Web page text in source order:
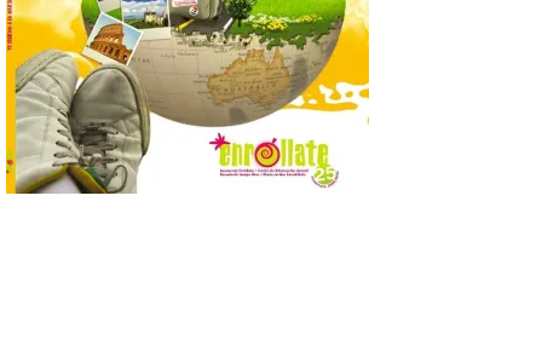
incorpora un amplio
calendario de actividades
de animación dirigidas a
todos los públicos. La
Bañeza inauguró en la tarde de este
martes 4 de agosto una nueva edición de
su tradicional Mercado Medieval, que
hasta el próximo 6 […]